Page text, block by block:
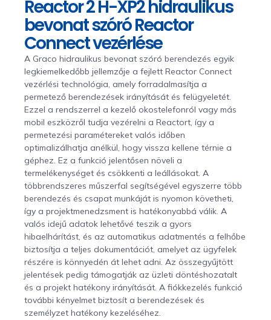
Reactor 2 H-XP2 hidraulikus
bevonat szóró Reactor
Connect vezérlése
A Graco hidraulikus bevonat szóró berendezés egyik
legkiemelkedőbb jellemzője a fejlett Reactor Connect
vezérlési technológia, amely forradalmasítja a
permetező berendezések irányítását és felügyeletét.
Ezzel a rendszerrel a kezelő okostelefonról vagy más
mobil eszközről tudja vezérelni a Reactort, így a
permetezési paramétereket valós időben
optimalizálhatja anélkül, hogy vissza kellene térnie a
géphez. Ez a funkció jelentősen növeli a
termelékenységet és csökkenti a leállásokat. A
többrendszeres műszerfal segítségével egyszerre több
berendezés és csapat munkáját is nyomon követheti,
így a projektmenedzsment is hatékonyabbá válik. A
valós idejű adatok lehetővé teszik a gyors
hibaelhárítást, és az automatikus adatmentés a felhőbe
biztosítja a teljes dokumentációt, amelyet az ügyfelek
részére is könnyedén át lehet adni. Az összegyűjtött
jelentések pedig támogatják az üzleti döntéshozatalt
és a projekt hatékony irányítását. A fiókkezelés funkció
további kényelmet biztosít a berendezések és
személyzet hatékony kezeléséhez.